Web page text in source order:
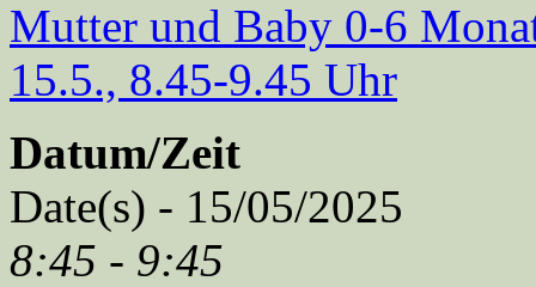
Datum/Zeit
Date(s) - 15/05/2025
8:45 - 9:45